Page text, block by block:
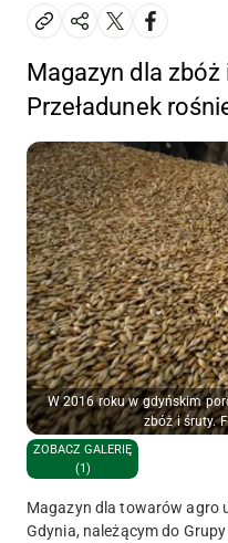
Magazyn dla
Przeładunek
W 2016 roku w gdyńskim
zbóż i śruty.
ZOBACZ GALERIĘ
(1)
Magazyn dla towarów agro
Gdynia, należącym do